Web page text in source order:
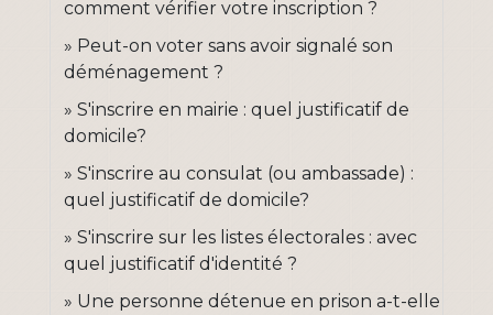
comment vérifier votre inscription ?
Peut-on voter sans avoir signalé son
déménagement ?
S'inscrire en mairie : quel justificatif de
domicile?
S'inscrire au consulat (ou ambassade) :
quel justificatif de domicile?
S'inscrire sur les listes électorales : avec
quel justificatif d'identité ?
Une personne détenue en prison a-t-elle